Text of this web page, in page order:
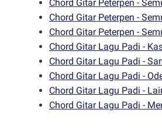
Chord Gitar Peterpen -
Chord Gitar Peterpen -
Chord Gitar Peterpen -
Chord Gitar Lagu Padi -
Chord Gitar Lagu Padi -
Chord Gitar Lagu Padi -
Chord Gitar Lagu Padi -
Chord Gitar Lagu Padi -